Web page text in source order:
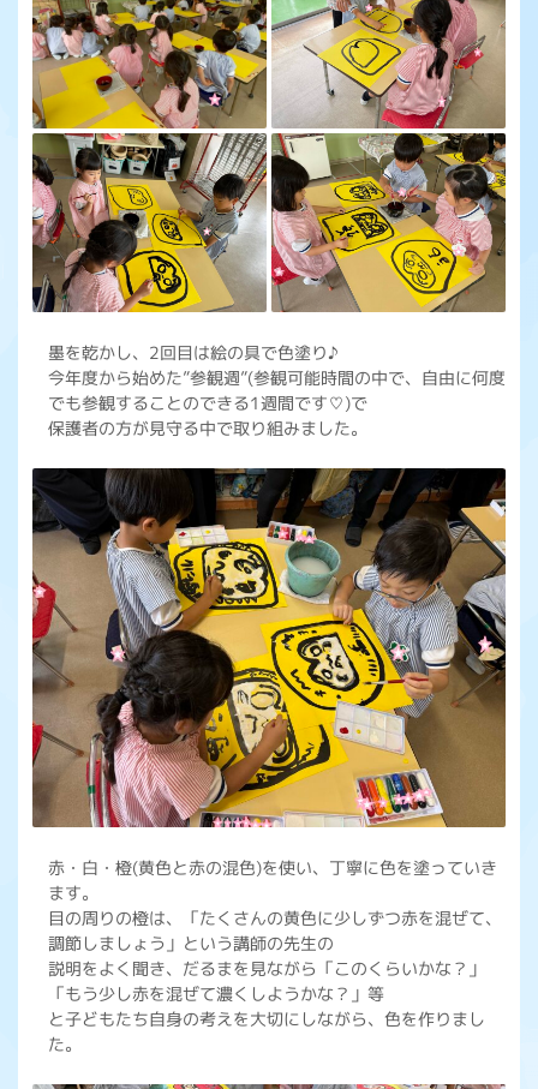
墨を乾かし、2回目は絵の具で色塗り♪
今年度から始めた”参観週”(参観可能時間の中で、自由に何度
でも参観することのできる1週間です♡)で
保護者の方が見守る中で取り組みました。
赤・白・橙(黄色と赤の混色)を使い、丁寧に色を塗っていき
ます。
目の周りの橙は、「たくさんの黄色に少しずつ赤を混ぜて、
調節しましょう」という講師の先生の
説明をよく聞き、だるまを見ながら「このくらいかな？」
「もう少し赤を混ぜて濃くしようかな？」等
と子どもたち自身の考えを大切にしながら、色を作りまし
た。